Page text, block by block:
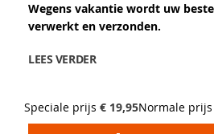
Wegens vakantie wordt uw
verwerkt en verzonden.
LEES VERDER
Speciale prijs € 19,95Normale prijs